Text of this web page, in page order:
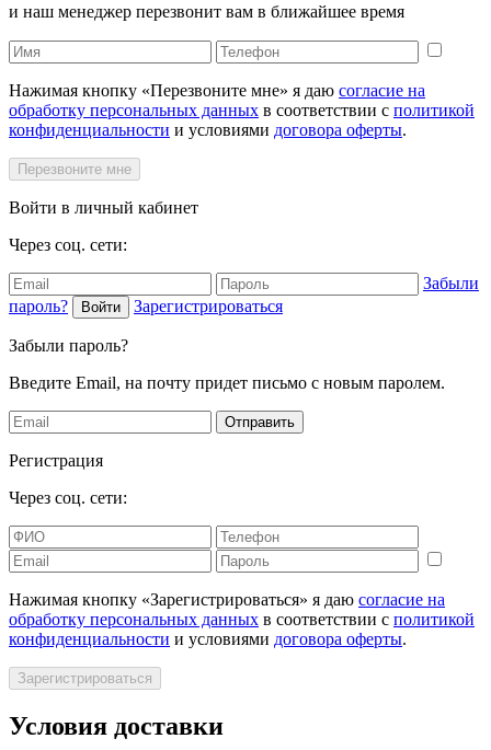
и наш менеджер перезвонит вам в ближайшее время
Нажимая кнопку «Перезвоните мне» я даю согласие на
обработку персональных данных в соответствии с политикой
конфиденциальности и условиями договора оферты.
Перезвоните мне
Войти в личный кабинет
Через соц. сети:
Забыли
пароль?
Войти Зарегистрироваться
Забыли пароль?
Введите Email, на почту придет письмо с новым паролем.
Отправить
Регистрация
Через соц. сети:
Нажимая кнопку «Зарегистрироваться» я даю согласие на
обработку персональных данных в соответствии с политикой
конфиденциальности и условиями договора оферты.
Зарегистрироваться
Условия доставки